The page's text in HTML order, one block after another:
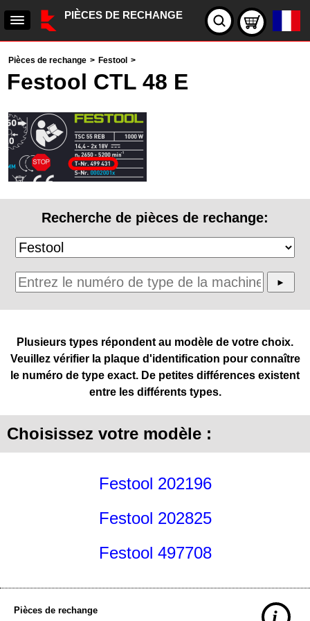
PIÈCES DE RECHANGE
Pièces de rechange > Festool >
Festool CTL 48 E
Recherche de pièces de rechange:
Plusieurs types répondent au modèle de votre choix.
Veuillez vérifier la plaque d'identification pour connaître
le numéro de type exact. De petites différences existent
entre les différents types.
Choisissez votre modèle :
Festool 202196
Festool 202825
Festool 497708
Pièces de rechange